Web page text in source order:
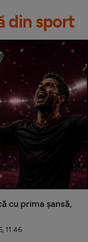
din sport
cu prima șansă,
11:46